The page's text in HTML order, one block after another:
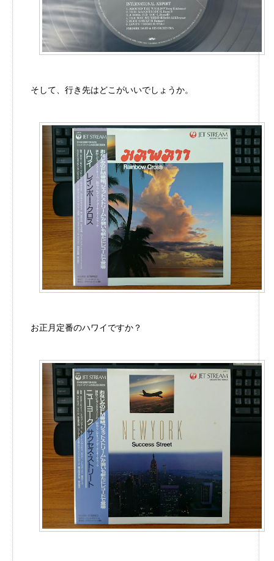
そして、行き先はどこがいいでしょうか。
お正月定番のハワイですか？